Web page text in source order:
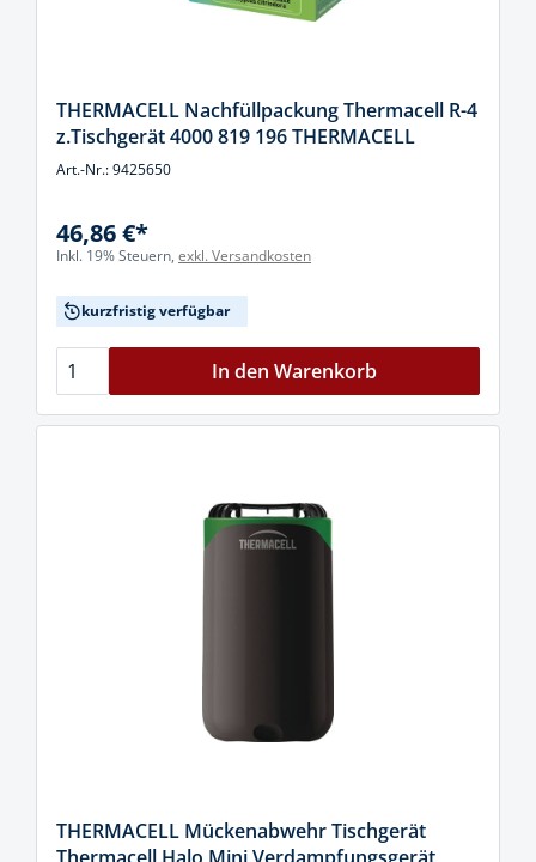
THERMACELL Nachfüllpackung Thermacell R-4
z.Tischgerät 4000 819 196 THERMACELL
Art.-Nr.: 9425650
46,86 €*
Inkl. 19% Steuern, exkl. Versandkosten
kurzfristig verfügbar
In den Warenkorb
THERMACELL Mückenabwehr Tischgerät